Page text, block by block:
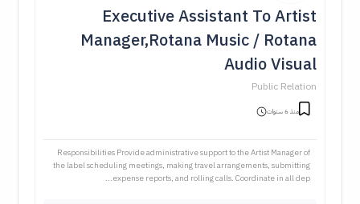
Executive Assistant To Artist
Manager,Rotana Music / Rotana
Audio Visual
Public Relation
منذ 6 سنوات
Responsibilities Provide administrative support to the Artist Manager of
the label scheduling meetings, making travel arrangements, submitting
expense reports, and rolling calls. Coordinate in all dep...